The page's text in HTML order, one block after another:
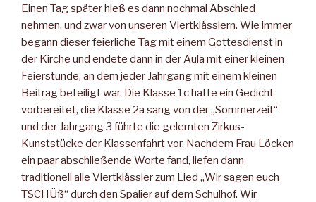
Einen Tag später hieß es dann nochmal Abschied
nehmen, und zwar von unseren Viertklässlern. Wie immer
begann dieser feierliche Tag mit einem Gottesdienst in
der Kirche und endete dann in der Aula mit einer kleinen
Feierstunde, an dem jeder Jahrgang mit einem kleinen
Beitrag beteiligt war. Die Klasse 1c hatte ein Gedicht
vorbereitet, die Klasse 2a sang von der „Sommerzeit“
und der Jahrgang 3 führte die gelernten Zirkus-
Kunststücke der Klassenfahrt vor. Nachdem Frau Löcken
ein paar abschließende Worte fand, liefen dann
traditionell alle Viertklässler zum Lied „Wir sagen euch
TSCHÜß“ durch den Spalier auf dem Schulhof. Wir